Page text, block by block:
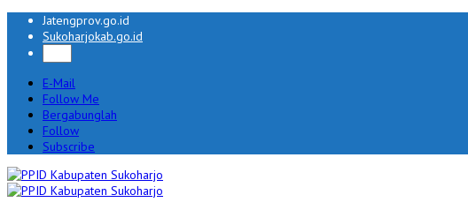
Jatengprov.go.id
Sukoharjokab.go.id
E-Mail
Follow Me
Bergabunglah
Follow
Subscribe